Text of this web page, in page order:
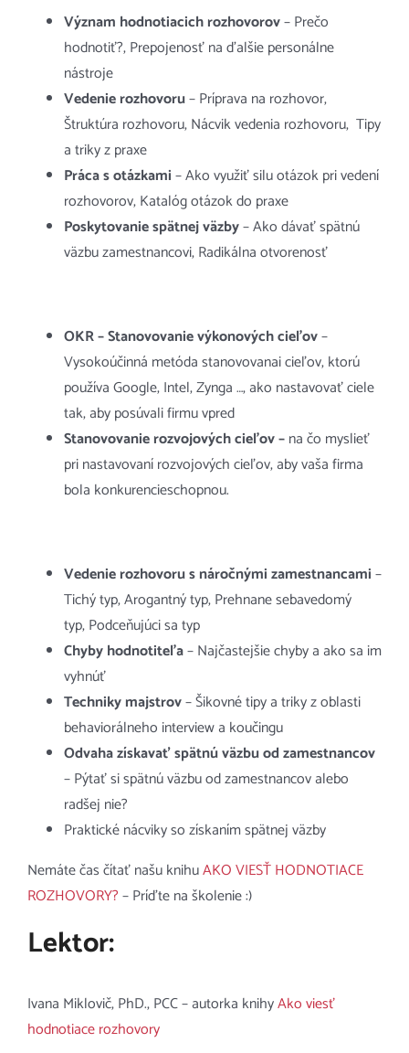
Význam hodnotiacich rozhovorov– Prečo
hodnotiť?, Prepojenosť na ďalšie personálne
nástroje
Vedenie rozhovoru– Príprava na rozhovor,
Štruktúra rozhovoru, Nácvik vedenia rozhovoru, Tipy
a triky z praxe
Práca s otázkami– Ako využiť silu otázok pri vedení
rozhovorov, Katalóg otázok do praxe
Poskytovanie spätnej väzby– Ako dávať spätnú
väzbu zamestnancovi, Radikálna otvorenosť
OKR – Stanovovanie výkonových cieľov–
Vysokoúčinná metóda stanovovanai cieľov, ktorú
používa Google, Intel, Zynga …, ako nastavovať ciele
tak, aby posúvali firmu vpred
Stanovovanie rozvojových cieľov –na čo myslieť
pri nastavovaní rozvojových cieľov, aby vaša firma
bola konkurencieschopnou.
Vedenie rozhovoru s náročnými zamestnancami–
Tichý typ, Arogantný typ, Prehnane sebavedomý
typ, Podceňujúci sa typ
Chyby hodnotiteľa– Najčastejšie chyby a ako sa im
vyhnúť
Techniky majstrov– Šikovné tipy a triky z oblasti
behaviorálneho interview a koučingu
Odvaha získavať spätnú väzbu od zamestnancov
– Pýtať si spätnú väzbu od zamestnancov alebo
radšej nie?
Praktické nácviky so získaním spätnej väzby
Nemáte čas čítať našu knihuAKO VIESŤ HODNOTIACE
ROZHOVORY?– Príďte na školenie :)
Lektor:
Ivana Miklovič, PhD., PCC – autorka knihyAko viesť
hodnotiace rozhovory